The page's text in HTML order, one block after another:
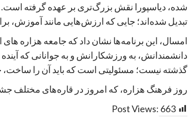
شده، دیاسپورا نقش بزرگ‌تری بر عهده گرفته
تبدیل شده‌اند؛ جایی که ارزش‌هایی مانند آموزش،
امسال، این برنامه‌ها نشان داد که جامعه هزاره های
دانشمندانش، به ورزشکارانش و به جوانانی که
گذشته نیست؛ مسئولیتی است که باید آن را
روز فرهنگ هزاره، که امروز در قاره‌های مختلف
Post Views: 663